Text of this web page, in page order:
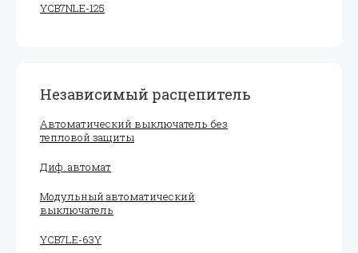
YCB7NLE-125
Независимый расцепитель
Автоматический выключатель без
тепловой защиты
Диф. автомат
Модульный автоматический
выключатель
YCB7LE-63Y